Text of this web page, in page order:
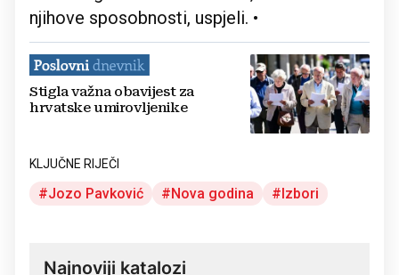
njihove sposobnosti, uspjeli. •
Stigla važna obavijest za
hrvatske umirovljenike
KLJUČNE RIJEČI
Jozo Pavković Nova godina Izbori